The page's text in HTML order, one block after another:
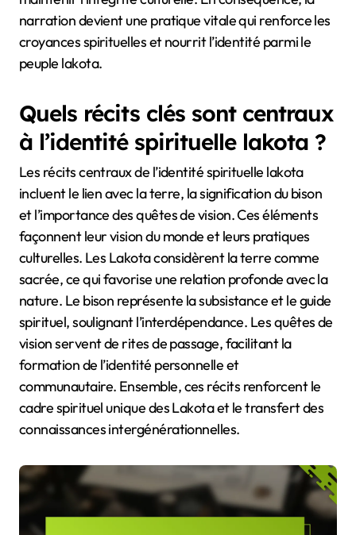
narration devient une pratique vitale qui renforce les
croyances spirituelles et nourrit l’identité parmi le
peuple lakota.
Quels récits clés sont centraux
à l’identité spirituelle lakota ?
Les récits centraux de l’identité spirituelle lakota
incluent le lien avec la terre, la signification du bison
et l’importance des quêtes de vision. Ces éléments
façonnent leur vision du monde et leurs pratiques
culturelles. Les Lakota considèrent la terre comme
sacrée, ce qui favorise une relation profonde avec la
nature. Le bison représente la subsistance et le guide
spirituel, soulignant l’interdépendance. Les quêtes de
vision servent de rites de passage, facilitant la
formation de l’identité personnelle et
communautaire. Ensemble, ces récits renforcent le
cadre spirituel unique des Lakota et le transfert des
connaissances intergénérationnelles.